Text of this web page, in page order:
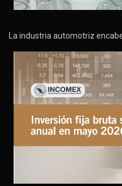
La industria automotriz